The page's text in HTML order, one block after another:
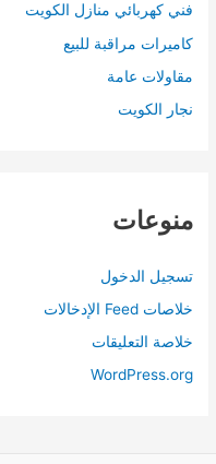
فني كهربائي منازل الكويت
كاميرات مراقبة للبيع
مقاولات عامة
نجار الكويت
منوعات
تسجيل الدخول
خلاصات Feed الإدخالات
خلاصة التعليقات
WordPress.org